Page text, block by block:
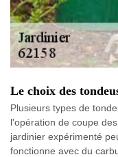
Le choix des
Plusieurs types de
l'opération de coupe
jardinier expérimenté
fonctionne avec du